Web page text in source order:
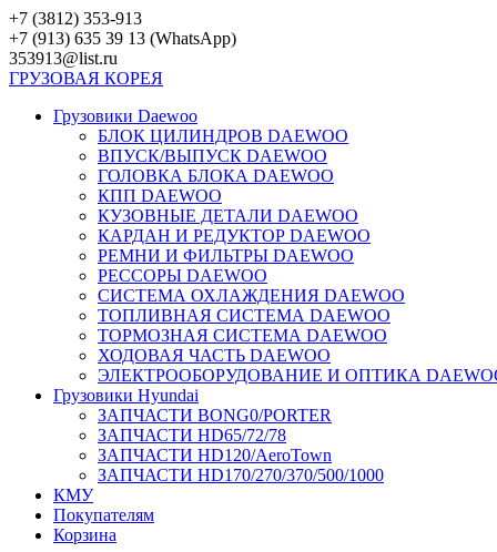
Перейти
к
контенту
+7 (3812) 353-913
+7 (913) 635 39 13 (WhatsApp)
353913@list.ru
ГРУЗОВАЯ КОРЕЯ
Грузовики Daewoo
БЛОК ЦИЛИНДРОВ DAEWOO
ВПУСК/ВЫПУСК DAEWOO
ГОЛОВКА БЛОКА DAEWOO
КПП DAEWOO
КУЗОВНЫЕ ДЕТАЛИ DAEWOO
КАРДАН И РЕДУКТОР DAEWOO
РЕМНИ И ФИЛЬТРЫ DAEWOO
РЕССОРЫ DAEWOO
СИСТЕМА ОХЛАЖДЕНИЯ DAEWOO
ТОПЛИВНАЯ СИСТЕМА DAEWOO
ТОРМОЗНАЯ СИСТЕМА DAEWOO
ХОДОВАЯ ЧАСТЬ DAEWOO
ЭЛЕКТРООБОРУДОВАНИЕ И ОПТИКА
Грузовики Hyundai
ЗАПЧАСТИ BONG0/PORTER
ЗАПЧАСТИ HD65/72/78
ЗАПЧАСТИ HD120/AeroTown
ЗАПЧАСТИ HD170/270/370/500/1000
КМУ
Покупателям
Корзина